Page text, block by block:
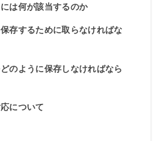
は何が該当するのか
存するために取らなければな
のように保存しなければなら
について